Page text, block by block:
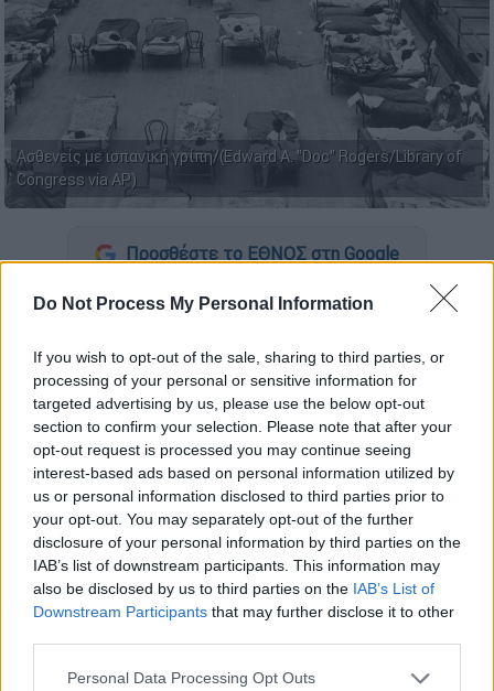
Do Not Process My Personal Information
If you wish to opt-out of the sale, sharing to third parties, or
processing of your personal or sensitive information for
targeted advertising by us, please use the below opt-out
section to confirm your selection. Please note that after your
opt-out request is processed you may continue seeing
interest-based ads based on personal information utilized by
us or personal information disclosed to third parties prior to
your opt-out. You may separately opt-out of the further
disclosure of your personal information by third parties on the
IAB’s list of downstream participants. This information may
also be disclosed by us to third parties on the IAB’s List of
Downstream Participants that may further disclose it to other
Please note that this website/app uses one or more Google
Personal Data Processing Opt Outs
Ασθενείς με ισπανική γρίπη/(Edward A. "Doc" Rogers/Library of
Congress via AP)
Προσθέστε το ΕΘΝΟΣ στη Google
Οκοροναϊός, που ξέσπασε τον Δεκέμβριο
έχει «μεταναστεύσει» σε ολόκληρο τον
πλανήτη, προκαλώντας τον θάνατο
τουλάχιστον 4.000 ανθρώπων, αποτελεί το
ζήτημα των τελευταίων μηνών, όχι μόνο για
το προφάνες, δηλαδή την επικινδυνότητά
του, αλλά και γιατί έχει αποτελέσει αφορμή
για όσους αρέσκονται να διαβάζουν - και να
μεταδίδουν - θεωρίες συνωμοσίας.
Η επικρατέστερη είναι ότι ο ιός είναι
αποτέλεσμα εργαστηριακών δοκιμών και
πως επίτηδες «ξέφυγε» από τον έλεγχο των